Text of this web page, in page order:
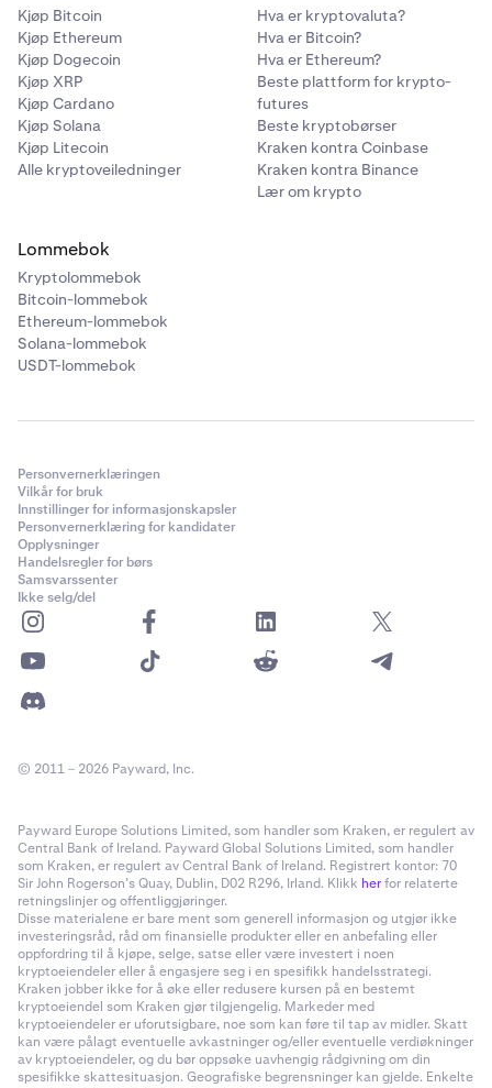
Kjøp Bitcoin
Kjøp Ethereum
Kjøp Dogecoin
Kjøp XRP
Kjøp Cardano
Kjøp Solana
Kjøp Litecoin
Alle kryptoveiledninger
Hva er kryptovaluta?
Hva er Bitcoin?
Hva er Ethereum?
Beste plattform for krypto-
futures
Beste kryptobørser
Kraken kontra Coinbase
Kraken kontra Binance
Lær om krypto
Lommebok
Kryptolommebok
Bitcoin-lommebok
Ethereum-lommebok
Solana-lommebok
USDT-lommebok
Personvernerklæringen
Vilkår for bruk
Innstillinger for informasjonskapsler
Personvernerklæring for kandidater
Opplysninger
Handelsregler for børs
Samsvarssenter
Ikke selg/del
© 2011 – 2026 Payward, Inc.
Payward Europe Solutions Limited, som handler som Kraken, er regulert av
Central Bank of Ireland. Payward Global Solutions Limited, som handler
som Kraken, er regulert av Central Bank of Ireland. Registrert kontor: 70
Sir John Rogerson’s Quay, Dublin, D02 R296, Irland. Klikk herfor relaterte
retningslinjer og offentliggjøringer.
Disse materialene er bare ment som generell informasjon og utgjør ikke
investeringsråd, råd om finansielle produkter eller en anbefaling eller
oppfordring til å kjøpe, selge, satse eller være investert i noen
kryptoeiendeler eller å engasjere seg i en spesifikk handelsstrategi.
Kraken jobber ikke for å øke eller redusere kursen på en bestemt
kryptoeiendel som Kraken gjør tilgjengelig. Markeder med
kryptoeiendeler er uforutsigbare, noe som kan føre til tap av midler. Skatt
kan være pålagt eventuelle avkastninger og/eller eventuelle verdiøkninger
av kryptoeiendeler, og du bør oppsøke uavhengig rådgivning om din
spesifikke skattesituasjon. Geografiske begrensninger kan gjelde. Enkelte